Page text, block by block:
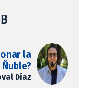
la
Díaz